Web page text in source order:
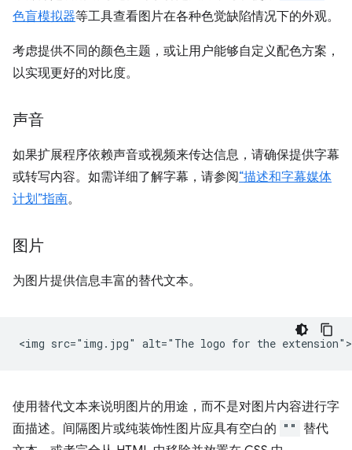
色盲模拟器等工具查看图片在各种色觉缺陷情况下的外观。
考虑提供不同的颜色主题，或让用户能够自定义配色方案，
以实现更好的对比度。
声音
如果扩展程序依赖声音或视频来传达信息，请确保提供字幕
或转写内容。如需详细了解字幕，请参阅“描述和字幕媒体
计划”指南。
图片
为图片提供信息丰富的替代文本。
使用替代文本来说明图片的用途，而不是对图片内容进行字
面描述。间隔图片或纯装饰性图片应具有空白的 ""
替代